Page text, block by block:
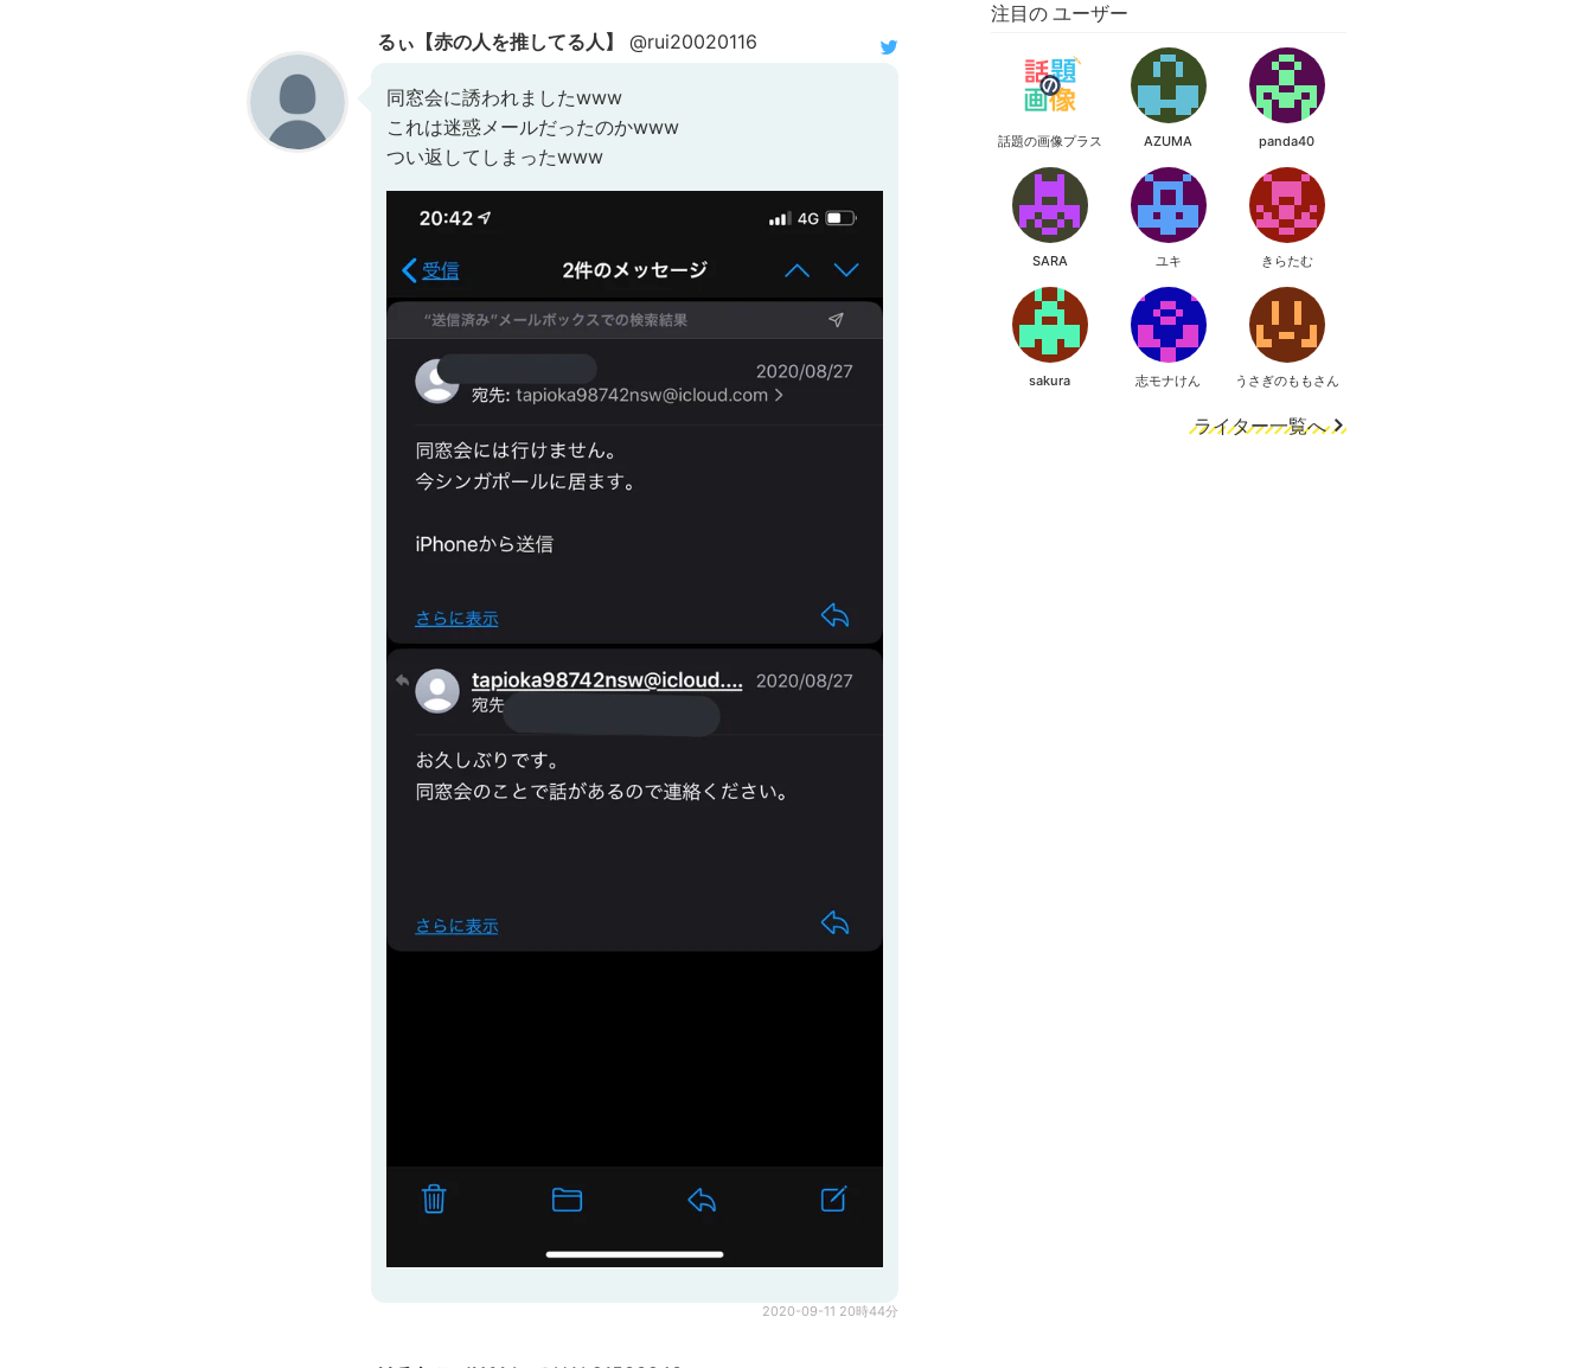
るぃ【赤の人を推してる人】 @rui20020116
同窓会に誘われましたwww
これは迷惑メールだったのかwww
つい返してしまったwww
2020-09-11 20時44分
注目の ユーザー
話題の画像プラス AZUMA panda40
SARA ユキ きらたむ
sakura 志モナけん うさぎのももさん
ライター一覧へ